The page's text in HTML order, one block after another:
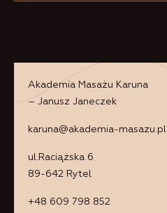
Akademia Masażu Karuna
– Janusz Janeczek
karuna@akademia-masazu.pl
ul.Raciążska 6
89-642 Rytel
+48 609 798 852